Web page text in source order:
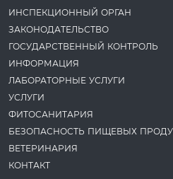
ИНСПЕКЦИОННЫЙ ОРГАН
ЗАКОНОДАТЕ­ЛЬСТВО
ГОСУДАРСТВЕННЫЙ КОНТРОЛЬ
ИНФОРМАЦИЯ
ЛАБОРАТОРНЫЕ УСЛУГИ
УСЛУГИ
ФИТОСАНИТАРИЯ
БЕЗОПАСНОСТЬ ПИЩЕВЫХ
ВЕТЕРИНАРИЯ
КОНТАКТ